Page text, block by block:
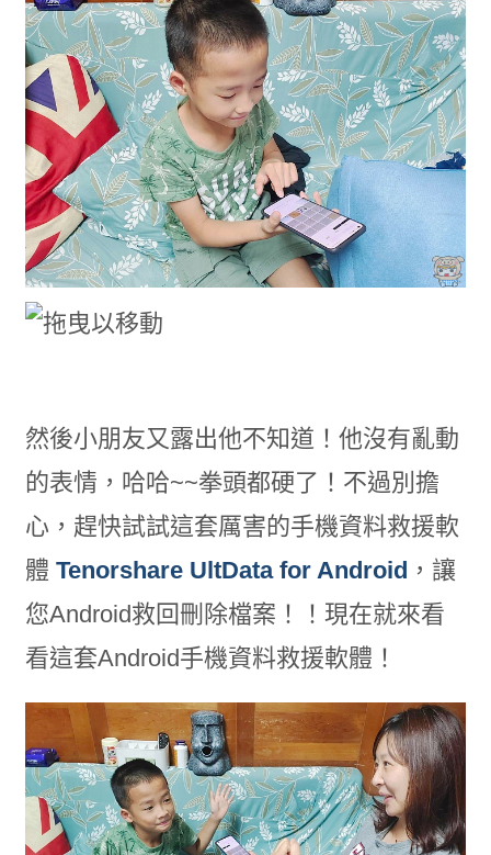
然後小朋友又露出他不知道！他沒有亂動
的表情，哈哈~~拳頭都硬了！不過別擔
心，趕快試試這套厲害的手機資料救援軟
體 Tenorshare UltData for Android ，讓
您Android救回刪除檔案！！現在就來看
看這套Android手機資料救援軟體！